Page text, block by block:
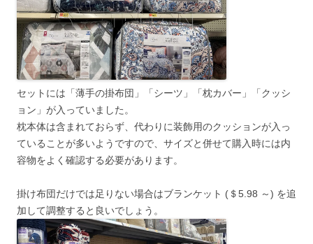
セットには「薄手の掛布団」「シーツ」「枕カバー」「クッシ
ョン」が入っていました。
枕本体は含まれておらず、代わりに装飾用のクッションが入っ
ていることが多いようですので、サイズと併せて購入時には内
容物をよく確認する必要があります。
掛け布団だけでは足りない場合はブランケット (＄5.98 ～) を追
加して調整すると良いでしょう。